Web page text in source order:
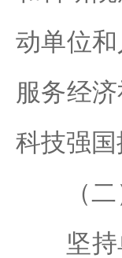
动单位
服务经
科技强国
（二）
坚持单